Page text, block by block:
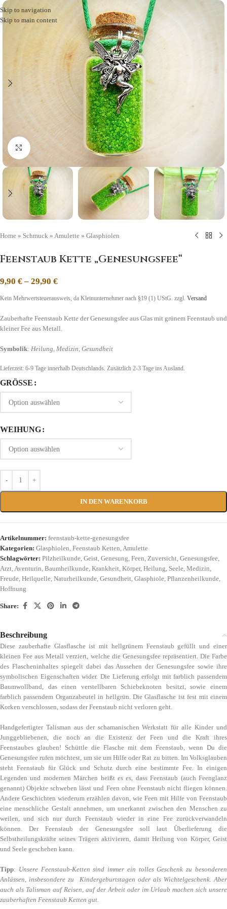
Skip to navigation
Skip to main content
Click to enlarge
Home » Schmuck » Amulette » Glasphiolen
Feenstaub Kette „Genesungsfee“
9,90 €– 29,90 €
Kein Mehrwertsteuerausweis, da Kleinunternehmer nach §19 (1) UStG. zzgl. Versand
Zauberhafte Feenstaub Kette der Genesungsfee aus Glas mit grünem Feenstaub und
kleiner Fee aus Metall.
Symbolik: Heilung, Medizin, Gesundheit
Lieferzeit: 6-9 Tage innerhalb Deutschlands. Zusätzlich 2-3 Tage ins Ausland.
GRÖSSE
WEIHUNG
IN DEN WARENKORB
Artikelnummer: feenstaub-kette-genesungsfee
Kategorien: Glasphiolen, Feenstaub Ketten,Amulette
Schlagwörter: Pilzheilkunde, Geist, Genesung, Feen, Zuversicht, Genesungsfee,
Arzt,Aventurin, Baumheilkunde, Krankheit, Körper, Heilung, Seele, Medizin,
Freude, Heilquelle, Naturheilkunde, Gesundheit, Glasphiole, Pflanzenheilkunde,
Hoffnung
Share:
Beschreibung
Diese zauberhafte Glasflasche ist mit hellgrünem Feenstaub gefüllt und einer
kleinen Fee aus Metall verziert, welche die Genesungsfee repräsentiert. Die Farbe
des Flascheninhaltes spiegelt dabei das Aussehen der Genesungsfee sowie ihre
symbolischen Eigenschaften wider. Die Lieferung erfolgt mit farblich passendem
Baumwollband, das einen verstellbaren Schiebeknoten besitzt, sowie einem
farblich passendem Organzabeutel in hellgrün. Die Glasflasche ist fest mit einem
Korken verschlossen, sodass der Feenstaub nicht verloren geht.
Handgefertigter Talisman aus der schamanischen Werkstatt für alle Kinder und
Junggebliebenen, die noch an die Existenz der Feen und die Kraft ihres
Feenstaubes glauben! Schüttle die Flasche mit dem Feenstaub, wenn Du die
Genesungsfee rufen möchtest, um sie um Hilfe oder Rat zu bitten. Im Volksglauben
steht Feenstaub für Glück und Schutz durch eine bestimmte Fee. In einigen
Legenden und modernen Märchen heißt es es, dass Feenstaub (auch Feenglanz
genannt) Objekte schweben lässt und Feen ohne Feenstaub nicht fliegen können.
Andere Geschichten wiederum erzählen davon, wie Feen mit Hilfe von Feenstaub
eine menschliche Gestalt annehmen, um unerkannt zwischen den Menschen zu
weilen, und sich nur durch Feenstaub wieder in eine Fee zurückverwandeln
können.Der Feenstaub der Genesungsfee soll laut Überlieferung die
Selbstheilungskräfte seines Trägers aktivieren, damit Heilung von Körper, Geist
und Seele geschehen kann.
Tipp: Unsere Feenstaub-Ketten sind immer ein tolles Geschenk zu besonderen
Anlässen, insbesondere zu Kindergeburtstagen oder als Wichtelgeschenk. Aber
auch als Talisman auf Reisen, auf der Arbeit oder im Urlaub machen sich unsere
zauberhaften Feenstaub Ketten gut.